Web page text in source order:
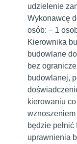
udzielenie
Wykonawcę
osób: − 1
Kierownika
budowlane
bez
budowlanej,
kierowaniu
wznoszeniem
będzie
uprawnienia